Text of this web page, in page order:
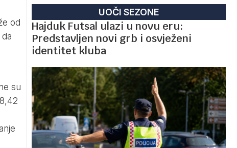
od
su
UOČI SEZONE
Hajduk Futsal ulazi u novu eru:
Predstavljen novi grb i osvježeni
identitet kluba